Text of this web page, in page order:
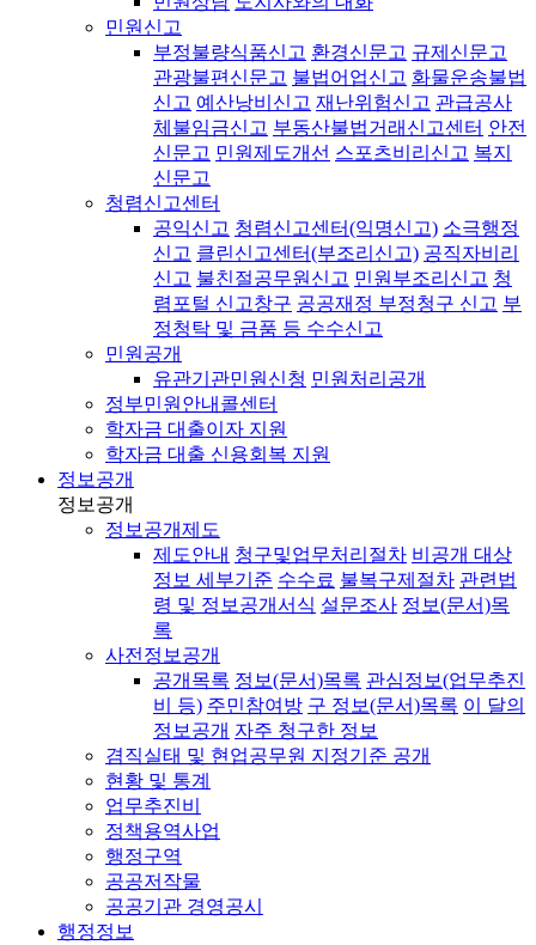
민원신고
부정불량식품신고 환경신문고 규제신문고
관광불편신문고 불법어업신고 화물운송불법
신고 예산낭비신고 재난위험신고 관급공사
체불임금신고 부동산불법거래신고센터 안전
신문고 민원제도개선 스포츠비리신고 복지
신문고
청렴신고센터
공익신고 청렴신고센터(익명신고) 소극행정
신고 클린신고센터(부조리신고) 공직자비리
신고 불친절공무원신고 민원부조리신고 청
렴포털 신고창구 공공재정 부정청구 신고 부
정청탁 및 금품 등 수수신고
민원공개
유관기관민원신청 민원처리공개
정부민원안내콜센터
학자금 대출이자 지원
학자금 대출 신용회복 지원
정보공개
정보공개
정보공개제도
제도안내 청구및업무처리절차 비공개 대상
정보 세부기준 수수료 불복구제절차 관련법
령 및 정보공개서식 설문조사 정보(문서)목
록
사전정보공개
공개목록 정보(문서)목록 관심정보(업무추진
비 등) 주민참여방 구 정보(문서)목록 이 달의
정보공개 자주 청구한 정보
겸직실태 및 현업공무원 지정기준 공개
현황 및 통계
업무추진비
정책용역사업
행정구역
공공저작물
공공기관 경영공시
행정정보